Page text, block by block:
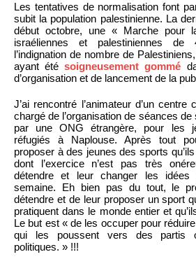
Les tentatives de normalisation font
subit la population palestinienne. La
début octobre, une « Marche pour
israéliennes et palestiniennes
l’indignation de nombre de
ayant étésoigneusement gommé
d’organisation et de lancement de la
J’ai rencontré l’animateur d’un
chargé de l’organisation de séances
par une ONG étrangère, pour les
réfugiés à Naplouse. Après tout
proposer à des jeunes des sports
dont l’exercice n’est pas très
détendre et leur changer les idées
semaine. Eh bien pas du tout, le
détendre et de leur proposer un sport
pratiquent dans le monde entier et
Le but est « de les occuper pour
qui les poussent vers des partis
politiques. » !!!